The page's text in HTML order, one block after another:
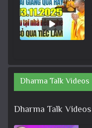
Dharma Talk Videos
Dharma Talk Videos